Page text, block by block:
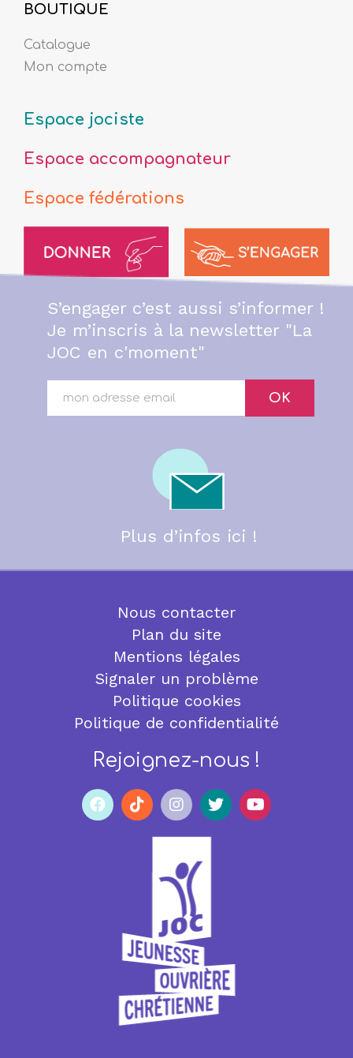
BOUTIQUE
Catalogue
Mon compte
Espace jociste
Espace accompagnateur
Espace fédérations
S’engager c’est aussi s’informer !
Je m’inscris à la newsletter "La
JOC en c'moment"
OK
Plus d’infos ici !
Nous contacter
Plan du site
Mentions légales
Signaler un problème
Politique cookies
Politique de confidentialité
Rejoignez-nous !